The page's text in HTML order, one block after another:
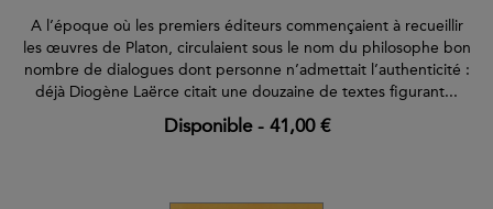
A l’époque où les premiers éditeurs commençaient à recueillir
les œuvres de Platon, circulaient sous le nom du philosophe bon
nombre de dialogues dont personne n’admettait l’authenticité :
déjà Diogène Laërce citait une douzaine de textes figurant...
Disponible- 41,00 €